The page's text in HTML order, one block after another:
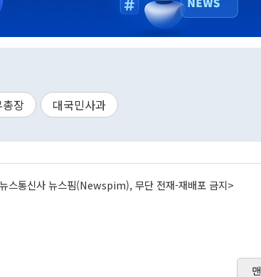
장 대국민사과
스통신사 뉴스핌(Newspim), 무단 전재-재배포 금지>